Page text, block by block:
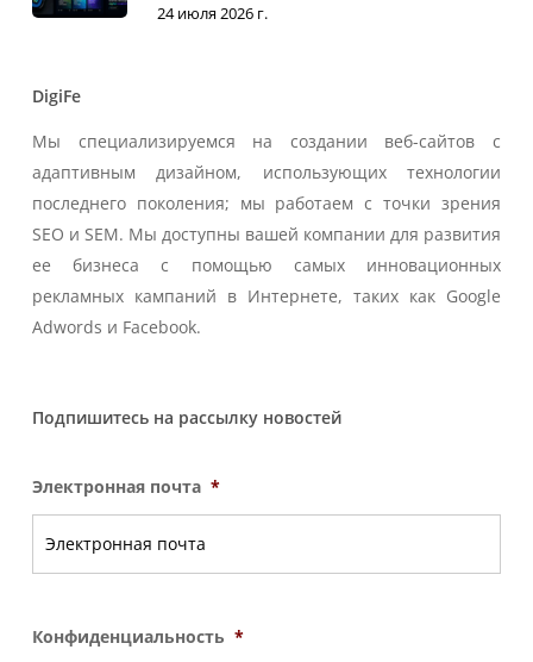
24 июля 2026 г.
DigiFe
Мы специализируемся на создании веб-сайтов с
адаптивным дизайном, использующих технологии
последнего поколения; мы работаем с точки зрения
SEO и SEM. Мы доступны вашей компании для развития
ее бизнеса с помощью самых инновационных
рекламных кампаний в Интернете, таких как Google
Adwords и Facebook.
Подпишитесь на рассылку новостей
Электронная почта *
Конфиденциальность *